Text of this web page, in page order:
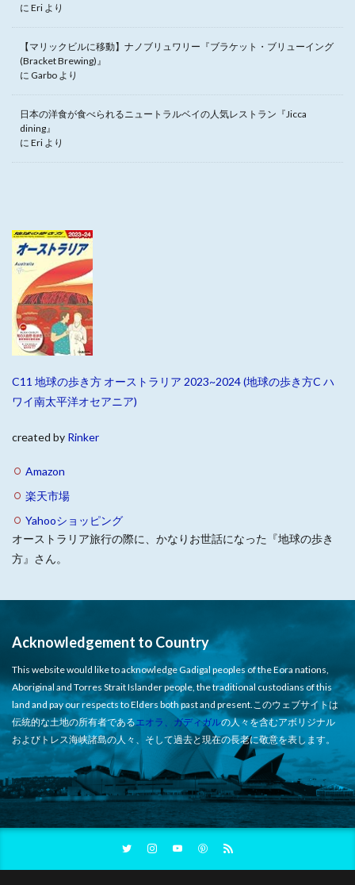
に Eri より
【マリックビルに移動】ナノブリュワリー『ブラケット・ブリューイング
(Bracket Brewing)』
に Garbo より
日本の洋食が食べられるニュートラルベイの人気レストラン『Jicca
dining』
に Eri より
C11 地球の歩き方 オーストラリア 2023~2024 (地球の歩き方C ハ
ワイ南太平洋オセアニア)
created by Rinker
Amazon
楽天市場
Yahooショッピング
オーストラリア旅行の際に、かなりお世話になった『地球の歩き
方』さん。
Acknowledgement to Country
This website would like to acknowledge Gadigal peoples of the Eora nations,
Aboriginal and Torres Strait Islander people, the traditional custodians of this
land and pay our respects to Elders both past and present.このウェブサイトは
伝統的な土地の所有者である エオラ、ガディガルの人々を含むアボリジナル
およびトレス海峡諸島の人々、そして過去と現在の長老に敬意を表します。